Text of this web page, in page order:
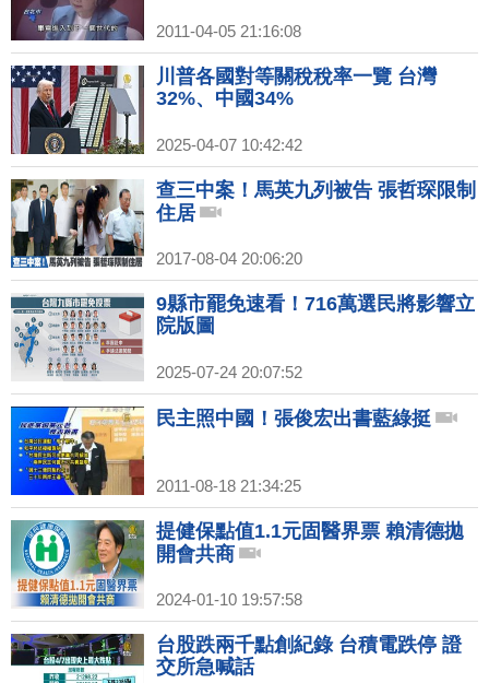
2011-04-05 21:16:08
川普各國對等關稅稅率一覽 台灣
32%、中國34%
2025-04-07 10:42:42
查三中案！馬英九列被告 張哲琛限制
住居
2017-08-04 20:06:20
9縣市罷免速看！716萬選民將影響立
院版圖
2025-07-24 20:07:52
民主照中國！張俊宏出書藍綠挺
2011-08-18 21:34:25
提健保點值1.1元固醫界票 賴清德拋
開會共商
2024-01-10 19:57:58
台股跌兩千點創紀錄 台積電跌停 證
交所急喊話